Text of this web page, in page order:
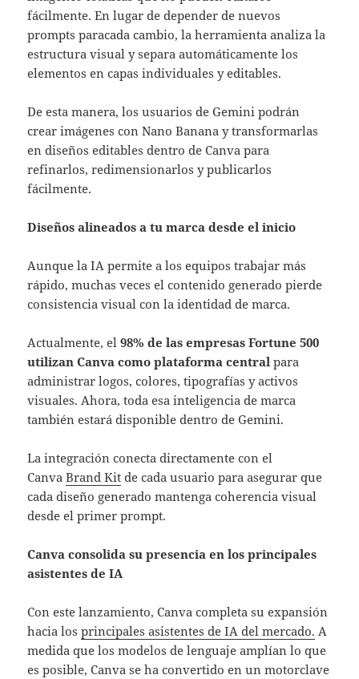
fácilmente. En lugar de depender de nuevos
prompts paracada cambio, la herramienta analiza la
estructura visual y separa automáticamente los
elementos en capas individuales y editables.
De esta manera, los usuarios de Gemini podrán
crear imágenes con Nano Banana y transformarlas
en diseños editables dentro de Canva para
refinarlos, redimensionarlos y publicarlos
fácilmente.
Diseños alineados a tu marca desde el inicio
Aunque la IA permite a los equipos trabajar más
rápido, muchas veces el contenido generado pierde
consistencia visual con la identidad de marca.
Actualmente, el98% de las empresas Fortune 500
utilizan Canva como plataforma centralpara
administrar logos, colores, tipografías y activos
visuales. Ahora, toda esa inteligencia de marca
también estará disponible dentro de Gemini.
La integración conecta directamente con el
CanvaBrand Kit de cada usuario para asegurar que
cada diseño generado mantenga coherencia visual
desde el primer prompt.
Canva consolida su presencia en los principales
asistentes de IA
Con este lanzamiento, Canva completa su expansión
hacia losprincipales asistentes de IA del mercado. A
medida que los modelos de lenguaje amplían lo que
es posible, Canva se ha convertido en un motorclave